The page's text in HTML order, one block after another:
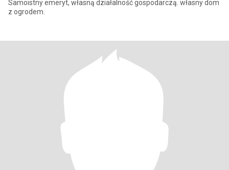
Samoistny emeryt, własną działalność gospodarczą. własny dom
z ogrodem.